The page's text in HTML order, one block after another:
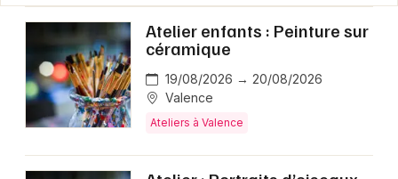
Atelier enfants : Peinture sur
céramique
19/08/2026 → 20/08/2026
Valence
Ateliers à Valence